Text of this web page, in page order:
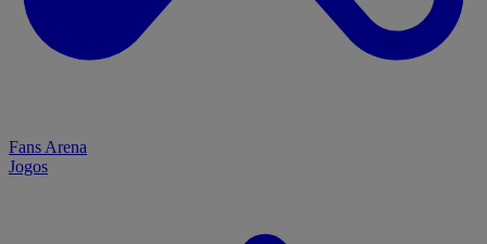
Fans Arena
Jogos